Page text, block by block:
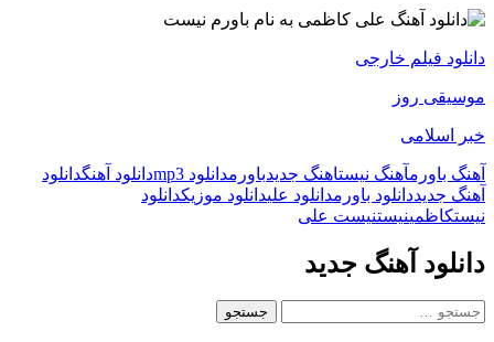
دانلود فیلم خارجی
موسیقی روز
خبر اسلامی
آهنگ باورمآهنگ نیستاهنگ جدیدباورمدانلود mp3 دانلود آهنگدانلود
آهنگ جدیددانلود باورمدانلود علیدانلود موزیکدانلود
نیستکاظمینیستنیست علی
دانلود آهنگ جدید
جستجو